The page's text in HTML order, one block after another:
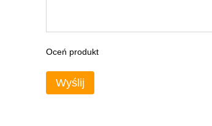
Oceń produkt
Wyślij